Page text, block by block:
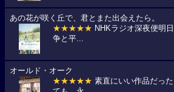
あの花が咲く丘で、君とまた出会えたら。
★★★★★ NHKラジオ深夜便明
争と平...
オールド・オーク
★★★★★ 素直にいい作品だっ